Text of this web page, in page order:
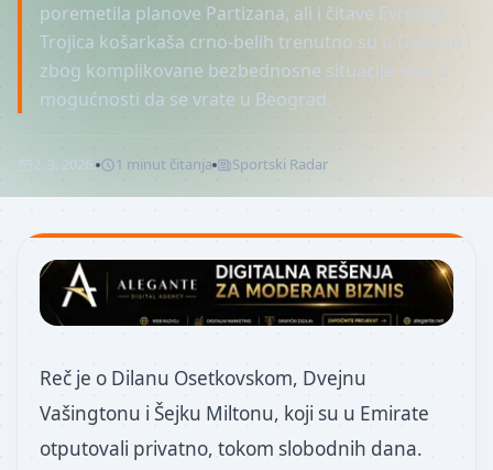
poremetila planove Partizana, ali i čitave Evrolige.
Trojica košarkaša crno-belih trenutno su u Dubaiju i
zbog komplikovane bezbednosne situacije nisu u
mogućnosti da se vrate u Beograd.
2. 3. 2026. 1 minut čitanja Sportski Radar
Reč je o Dilanu Osetkovskom, Dvejnu
Vašingtonu i Šejku Miltonu, koji su u Emirate
otputovali privatno, tokom slobodnih dana.